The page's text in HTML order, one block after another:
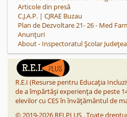
Articole din presă
C.J.A.P. | CJRAE Buzau
Plan de Dezvoltare 21- 26 - Med
Anunțuri
About - Inspectoratul Școlar
R.E.I (Resurse pentru Educația
de a împărtăși experiența de peste
elevilor cu CES în învățământul de
© 2019-2026 REI.PLUS .Toate